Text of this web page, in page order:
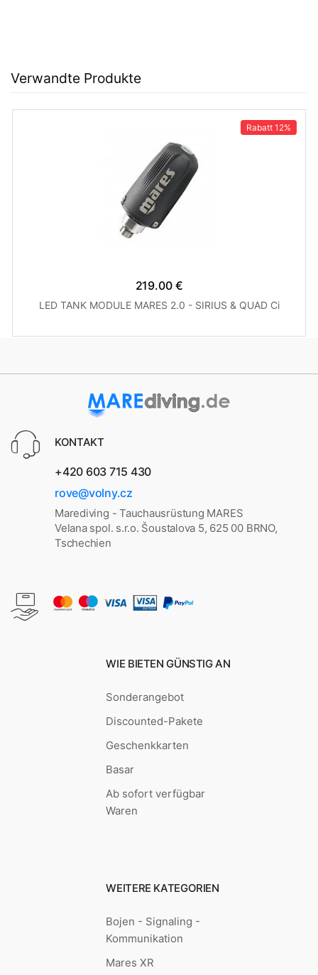
Verwandte Produkte
Rabatt 12%
219.00 €
LED TANK MODULE MARES 2.0 - SIRIUS & QUAD Ci
KONTAKT
+420 603 715 430
rove@volny.cz
Marediving - Tauchausrüstung MARES
Velana spol. s.r.o. Šoustalova 5, 625 00 BRNO,
Tschechien
WIE BIETEN GÜNSTIG AN
Sonderangebot
Discounted-Pakete
Geschenkkarten
Basar
Ab sofort verfügbar
Waren
WEITERE KATEGORIEN
Bojen - Signaling -
Kommunikation
Mares XR